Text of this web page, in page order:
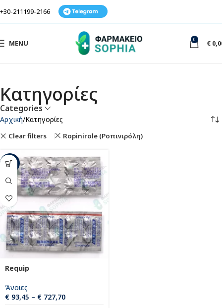
+30-211199-2166
MENU 0 €
Κατηγορίες
Categories
Αρχική Κατηγορίες
Clear filters Ropinirole (Ροπινιρόλη)
-49%
Requip
Άνοιες
€ 93,45 – € 727,70